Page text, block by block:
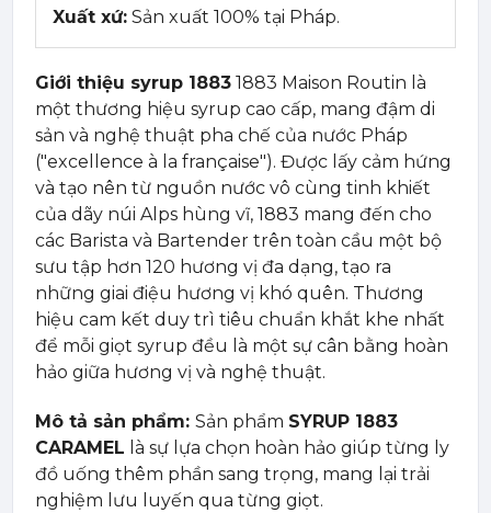
Xuất xứ: Sản xuất 100% tại Pháp.
Giới thiệu syrup 1883 1883 Maison Routin là
một thương hiệu syrup cao cấp, mang đậm di
sản và nghệ thuật pha chế của nước Pháp
("excellence à la française"). Được lấy cảm hứng
và tạo nên từ nguồn nước vô cùng tinh khiết
của dãy núi Alps hùng vĩ, 1883 mang đến cho
các Barista và Bartender trên toàn cầu một bộ
sưu tập hơn 120 hương vị đa dạng, tạo ra
những giai điệu hương vị khó quên. Thương
hiệu cam kết duy trì tiêu chuẩn khắt khe nhất
để mỗi giọt syrup đều là một sự cân bằng hoàn
hảo giữa hương vị và nghệ thuật.
Mô tả sản phẩm:Sản phẩm SYRUP 1883
CARAMEL là sự lựa chọn hoàn hảo giúp từng ly
đồ uống thêm phần sang trọng, mang lại trải
nghiệm lưu luyến qua từng giọt.